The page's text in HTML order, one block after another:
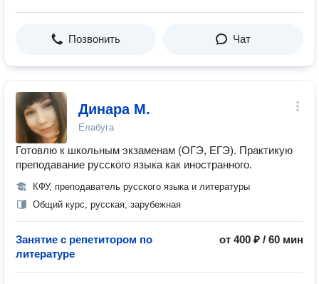
Позвонить Чат
Динара М.
Елабуга
Готовлю к школьным экзаменам (ОГЭ, ЕГЭ). Практикую
преподавание русского языка как иностранного.
КФУ, преподаватель русского языка и литературы
Общий курс, русская, зарубежная
Занятие с репетитором по
литературе
от 400 ₽ / 60 мин